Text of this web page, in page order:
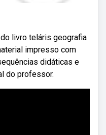
livro teláris geografia
impresso com
didáticas e
do professor.